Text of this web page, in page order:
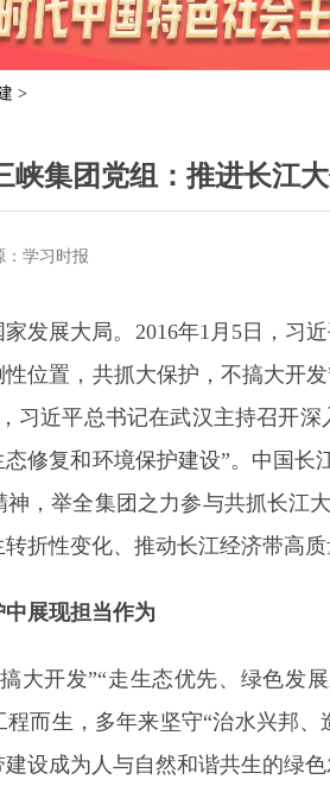
建 先锋模范 学
>
峡集团党组：推进长江
：学习时报
发展大局。2016年1月5日，习
位置，共抓大保护，不搞大开
习近平总书记在武汉主持召开
修复和环境保护建设”。中国
，举全集团之力参与共抓长江
折性变化、推动长江经济带高质
展现担当作为
大开发”“走生态优先、绿色发
而生，多年来坚守“治水兴邦
设成为人与自然和谐共生的绿色